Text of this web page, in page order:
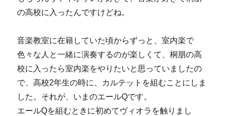
の高校に入ったんですけどね。
音楽教室に在籍していた頃からずっと、室内楽で
色々な人と一緒に演奏するのが楽しくて、桐朋の高
校に入ったら室内楽をやりたいと思っていましたの
で、高校2年生の時に、カルテットを組むことにしま
した 。それが、いまのエールQです。
エールQを組むときに初めてヴィオラを触りまし